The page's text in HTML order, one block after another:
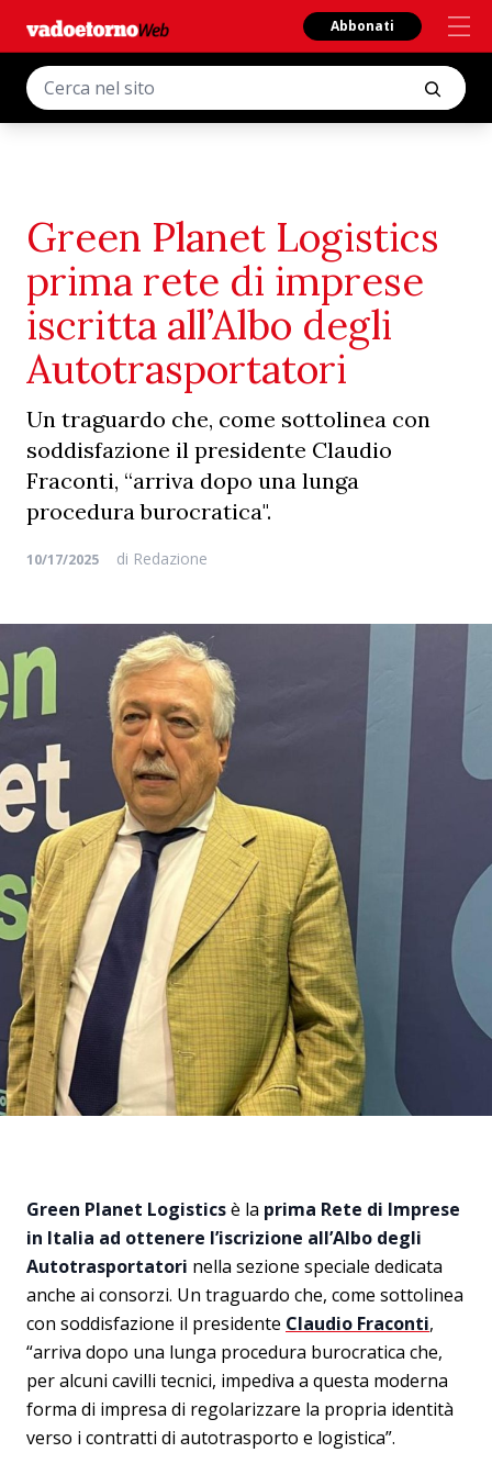
Abbonati
Green Planet Logistics
prima rete di imprese
iscritta all’Albo degli
Autotrasportatori
Un traguardo che, come sottolinea con
soddisfazione il presidente Claudio
Fraconti, “arriva dopo una lunga
procedura burocratica".
10/17/2025 di Redazione
Green Planet Logisticsè la prima Rete di Imprese
in Italia ad ottenere l’iscrizione all’Albo degli
Autotrasportatori nella sezione speciale dedicata
anche ai consorzi. Un traguardo che, come sottolinea
con soddisfazione il presidente Claudio Fraconti,
“arriva dopo una lunga procedura burocratica che,
per alcuni cavilli tecnici, impediva a questa moderna
forma di impresa di regolarizzare la propria identità
verso i contratti di autotrasporto e logistica”.